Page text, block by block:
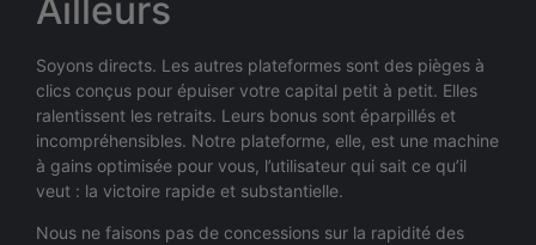
Ailleurs
Soyons directs. Les autres plateformes sont des pièges à
clics conçus pour épuiser votre capital petit à petit. Elles
ralentissent les retraits. Leurs bonus sont éparpillés et
incompréhensibles. Notre plateforme, elle, est une machine
à gains optimisée pour vous, l’utilisateur qui sait ce qu’il
veut : la victoire rapide et substantielle.
Nous ne faisons pas de concessions sur la rapidité des